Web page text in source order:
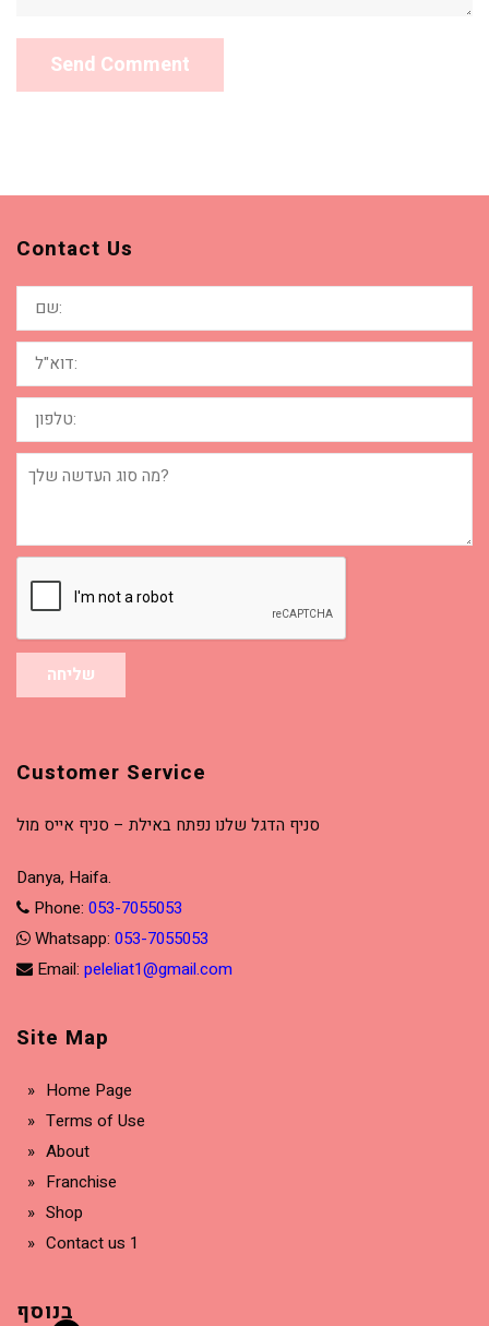
Contact Us
שם:
דוא"ל:
טלפון:
מה
סוג
העדשה
שליחה
Customer Service
סניף הדגל שלנו נפתח באילת – סניף אייס מול
Danya, Haifa.
Phone: 053-7055053
Whatsapp: 053-7055053
Email: peleliat1@gmail.com
Site Map
Home Page
Terms of Use
About
Franchise
Shop
Contact us 1
בנוסף